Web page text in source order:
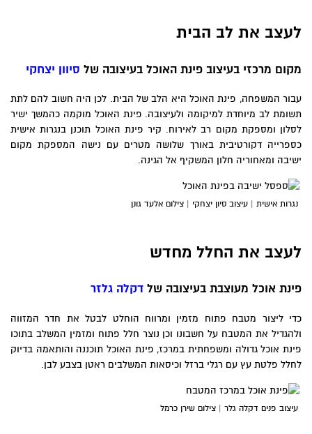
לעצב את לב הבית
מקום מרכזי בעיצוב פינת האוכל בעיצובה של סיוון יצחקי
עבור המשפחה, פינת האוכל היא הלב של הבית. לכן היה חשוב להם לתת
תשומת לב מיוחדת למיקומה ולעיצובה. פינת האוכל מוקמה כהמשך ישיר
לסלון ומספקת מקום רב לאירוח. קיר פינת האוכל תוכנן בנגרות אישית
כספרייה דקורטיבית באורך שלושה מטרים עם נישה המספקת מקום
ישיבה ומאחוריה חלון המשקיף אל הגינה.
נגרות אישית | עיצוב סיון יצחקי | צילום אלעד גונן
לעצב את החלל מחדש
פינת אוכל מעוצבת בעיצובה של דקלה גלזר
כדי ליצור מטבח פתוח מזמין ומרווח הוחלט לבטל את חדר המזווה
ולהגדיל את המטבח על חשבונו וכן נוצר חלל פתוח ומזמין המשלב בתוכו
פינת אוכל גדולה ומשפחתית במרכז, פינת האוכל תוכננה והותאמה בדיוק
לחלל פלטת עץ עם רגלי ברזל וכיסאות המשלבים ראטן בצבע לבן.
עיצוב פנים דקלה גלר | צילום שירן כרמל